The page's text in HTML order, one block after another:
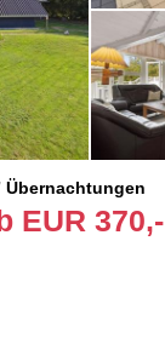
Übernachtungen
EUR 370,-